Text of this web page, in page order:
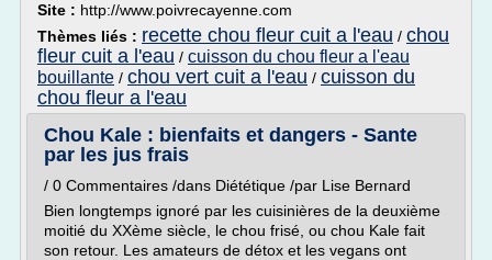
Site : http://www.poivrecayenne.com
Thèmes liés : recette chou fleur cuit a l'eau / chou
fleur cuit a l'eau / cuisson du chou fleur a l'eau
bouillante / chou vert cuit a l'eau / cuisson du
chou fleur a l'eau
Chou Kale : bienfaits et dangers - Sante
par les jus frais
/ 0 Commentaires /dans Diététique /par Lise Bernard
Bien longtemps ignoré par les cuisinières de la deuxième
moitié du XXème siècle, le chou frisé, ou chou Kale fait
son retour. Les amateurs de détox et les vegans ont